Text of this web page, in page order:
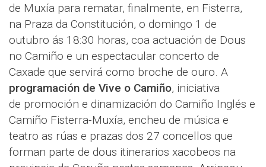
de Muxía para rematar, finalmente, en Fisterra,
na Praza da Constitución, o domingo 1 de
outubro ás 18:30 horas, coa actuación de Dous
no Camiño e un espectacular concerto de
Caxade que servirá como broche de ouro. A
programación de Vive o Camiño, iniciativa
de promoción e dinamización do Camiño Inglés e
Camiño Fisterra-Muxía, encheu de música e
teatro as rúas e prazas dos 27 concellos que
forman parte de dous itinerarios xacobeos na